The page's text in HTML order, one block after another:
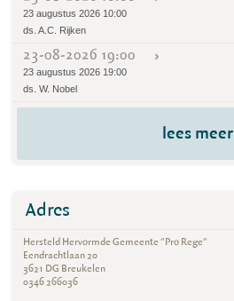
23 augustus 2026 10:00
ds. A.C. Rijken
23-08-2026 19:00
23 augustus 2026 19:00
ds. W. Nobel
lees meer
Adres
Hersteld Hervormde Gemeente "Pro Rege"
Eendrachtlaan 20
3621 DG Breukelen
0346 266036